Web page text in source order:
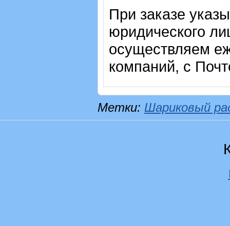
При заказе
юридического
осуществляем
компаний, с
Метки: Шариковый